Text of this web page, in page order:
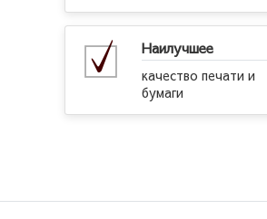
Наилучшее
качество печати и
бумаги